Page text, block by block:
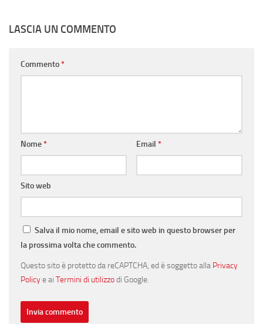
LASCIA UN COMMENTO
Commento*
Nome* Email *
Sito web
Salva il mio nome, email e sito web in questo browser per
la prossima volta che commento.
Questo sito è protetto da reCAPTCHA, ed è soggetto alla Privacy
Policye ai Termini di utilizzodi Google.